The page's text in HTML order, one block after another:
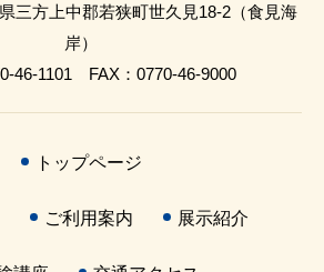
三方上中郡若狭町世久見18-2（食見海
岸）
46-1101 FAX：0770-46-9000
トップページ
ご利用案内 展示紹介